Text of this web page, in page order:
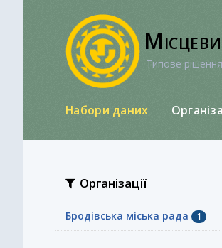
Типове
Набори даних
Організації
Бродівська міська рада 1